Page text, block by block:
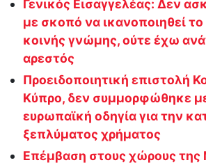
Γενικός Εισαγγελέας: Δεν
με σκοπό να ικανοποιηθεί
κοινής γνώμης, ούτε έχω
αρεστός
Προειδοποιητική επιστολή
Κύπρο, δεν συμμορφώθηκε
ευρωπαϊκή οδηγία για την
ξεπλύματος χρήματος
Επέμβαση στους χώρους της